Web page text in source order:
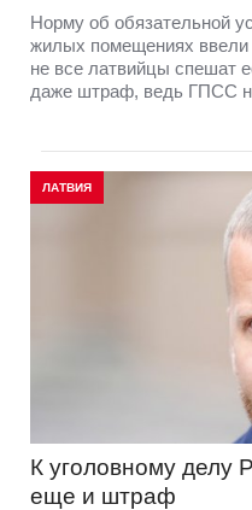
Норму об обязательной
жилых помещениях ввели
не все латвийцы спешат
даже штраф, ведь ГПСС
ЛАТВИЯ
К уголовному делу
еще и штраф